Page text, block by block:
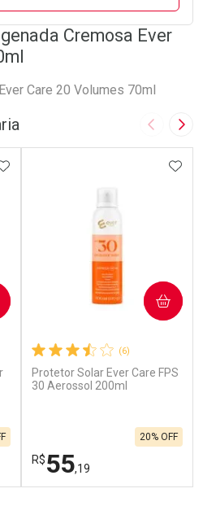
Cremosa Ever
Care 20 Volumes 70ml
Imagem
AOS FAVORITOS
(6)
Protetor Solar Ever Care FPS
30 Aerossol 200ml
R$55,19
20% OFF
COMPRAR